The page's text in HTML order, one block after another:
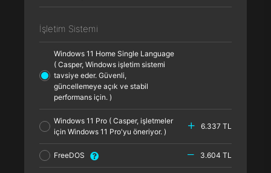
İşletim Sistemi
Windows 11 Home Single Language
( Casper, Windows işletim sistemi
tavsiye eder. Güvenli,
güncellemeye açık ve stabil
performans için. )
Windows 11 Pro ( Casper, işletmeler
için Windows 11 Pro'yu öneriyor. )
6.337 TL
FreeDOS 3.604 TL